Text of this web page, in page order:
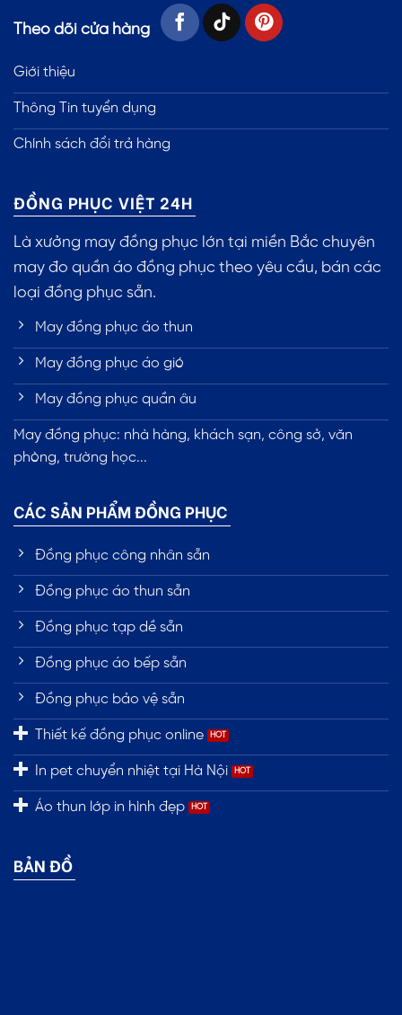
Theo dõi cửa hàng
Giới thiệu
Thông Tin tuyển dụng
Chính sách đổi trả hàng
ĐỒNG PHỤC VIỆT 24H
Là xưởng may đồng phục lớn tại miền Bắc chuyên
may đo quần áo đồng phục theo yêu cầu, bán các
loại đồng phục sẵn.
May đồng phục áo thun
May đồng phục áo gió
May đồng phục quần âu
May đồng phục: nhà hàng, khách sạn, công sở, văn
phòng, trường học...
CÁC SẢN PHẨM ĐỒNG PHỤC
Đồng phục công nhân sẵn
Đồng phục áo thun sẵn
Đồng phục tạp dề sẵn
Đồng phục áo bếp sẵn
Đồng phục bảo vệ sẵn
Thiết kế đồng phục online
In pet chuyển nhiệt tại Hà Nội
Áo thun lớp in hình đẹp
BẢN ĐỒ